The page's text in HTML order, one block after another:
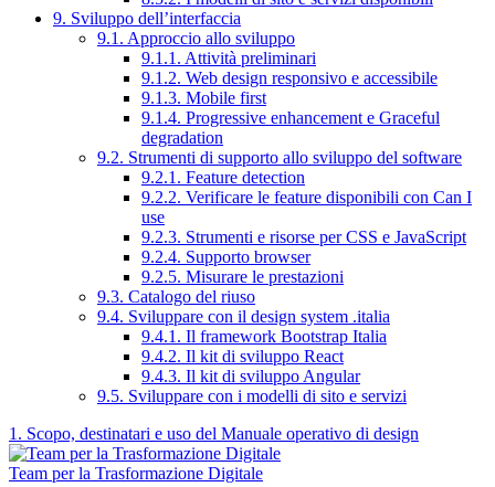
9. Sviluppo dell’interfaccia
9.1. Approccio allo sviluppo
9.1.1. Attività preliminari
9.1.2. Web design responsivo e accessibile
9.1.3. Mobile first
9.1.4. Progressive enhancement e Graceful
degradation
9.2. Strumenti di supporto allo sviluppo del software
9.2.1. Feature detection
9.2.2. Verificare le feature disponibili con Can I
use
9.2.3. Strumenti e risorse per CSS e JavaScript
9.2.4. Supporto browser
9.2.5. Misurare le prestazioni
9.3. Catalogo del riuso
9.4. Sviluppare con il design system .italia
9.4.1. Il framework Bootstrap Italia
9.4.2. Il kit di sviluppo React
9.4.3. Il kit di sviluppo Angular
9.5. Sviluppare con i modelli di sito e servizi
1. Scopo, destinatari e uso del Manuale operativo di design
Team per la Trasformazione Digitale